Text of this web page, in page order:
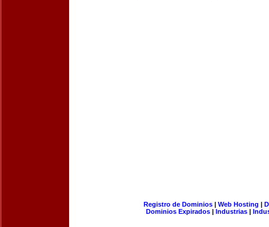
Registro de Dominios| Web Hosting |
Dominios Expirados | Industrias |